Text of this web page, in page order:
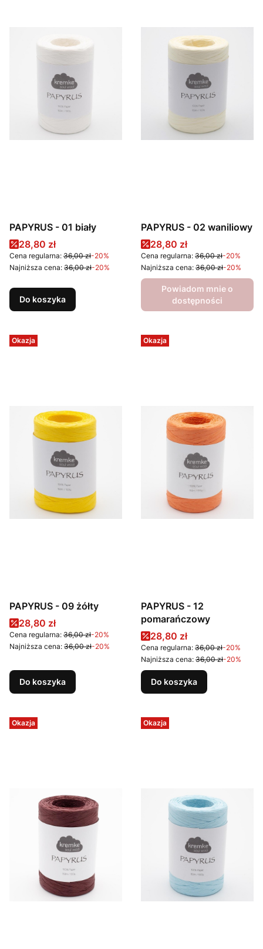
PAPYRUS - 01 biały
Cena promocyjna
28,80 zł
Cena regularna: 36,00 zł-20%
Najniższa cena: 36,00 zł-20%
Do koszyka
PAPYRUS - 02 waniliowy
Cena promocyjna
28,80 zł
Cena regularna: 36,00 zł-20%
Najniższa cena: 36,00 zł-20%
Powiadom mnie o
dostępności
Okazja
PAPYRUS - 09 żółty
Cena promocyjna
28,80 zł
Cena regularna: 36,00 zł-20%
Najniższa cena: 36,00 zł-20%
Do koszyka
Okazja
PAPYRUS - 12
pomarańczowy
Cena promocyjna
28,80 zł
Cena regularna: 36,00 zł-20%
Najniższa cena: 36,00 zł-20%
Do koszyka
Okazja Okazja